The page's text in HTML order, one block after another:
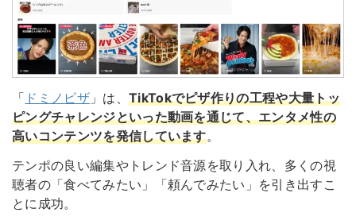
「 ドミノピザ」は、 TikTokでピザ作りの工程や大量トッ
ピングチャレンジといった動画を通じて、エンタメ性の
高いコンテンツを発信しています。
テンポの良い編集やトレンド音源を取り入れ、多くの視
聴者の「食べてみたい」「頼んでみたい」を引き出すこ
とに成功。